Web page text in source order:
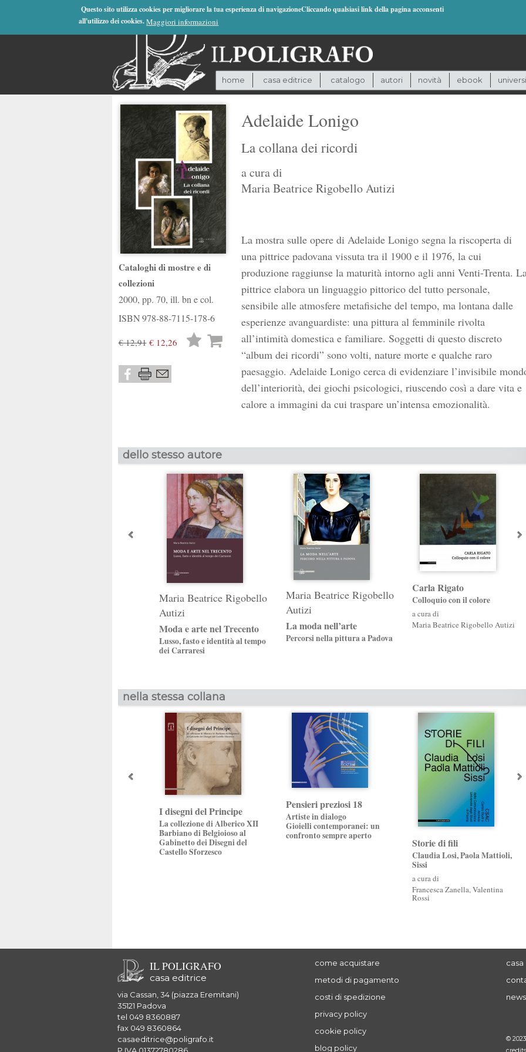
Questo sito utilizza cookies per migliorare la tua esperienza di navigazioneCliccando qualsiasi link della pagina acconsenti
all'utilizzo dei cookies. Maggiori informazioni
home casa editrice catalogo autori novità ebook
Cataloghi di mostre e di
collezioni
2000, pp. 70, ill. bn e col.
ISBN978-88-7115-178-6
€ 12,91€ 12,26
Lista
Adelaide Lonigo
La collana dei ricordi
a cura di
Maria Beatrice Rigobello Autizi
La mostra sulle opere di Adelaide Lonigo segna la riscoperta di
una pittrice padovana vissuta tra il 1900 e il 1976, la cui
produzione raggiunse la maturità intorno agli anni Venti-Trenta.
pittrice elabora un linguaggio pittorico del tutto personale,
sensibile alle atmosfere metafisiche del tempo, ma lontana dalle
esperienze avanguardiste: una pittura al femminile rivolta
all’intimità domestica e familiare. Soggetti di questo discreto
“album dei ricordi” sono volti, nature morte e qualche raro
paesaggio. Adelaide Lonigo cerca di evidenziare l’invisibile
dell’interiorità, dei giochi psicologici, riuscendo così a dare vita e
calore a immagini da cui traspare un’intensa emozionalità.
dello stesso autore
Maria Beatrice Rigobello
Autizi
Moda e arte nel Trecento
Lusso, fasto e identità al tempo
dei Carraresi
Maria Beatrice Rigobello
Autizi
La moda nell’arte
Percorsi nella pittura a Padova
Carla Rigato
Colloquio con il colore
a cura di
Maria Beatrice Rigobello Autizi
nella stessa collana
I disegni del Principe
La collezione di Alberico XII
Barbiano di Belgioioso al
Gabinetto dei Disegni del
Castello Sforzesco
Pensieri preziosi 18
Artiste in dialogo
Gioielli contemporanei: un
confronto sempre aperto
Storie di fili
Claudia Losi, Paola Mattioli,
Sissi
a cura di
Francesca Zanella,Valentina
Rossi
IL POLIGRAFO
casa editrice
via Cassan, 34 (piazza Eremitani)
35121 Padova
tel 049 8360887
fax 049 8360864
casaeditrice@poligrafo.it
come acquistare
metodi di pagamento
costi di spedizione
privacy policy
cookie policy
blog policy
©